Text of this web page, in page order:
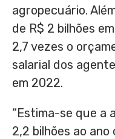
agropecuário.
de R$ 2 bilhões
2,7 vezes o
salarial dos
em 2022.
“Estima-se que a
2,2 bilhões ao